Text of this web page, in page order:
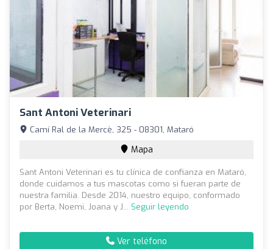
Sant Antoni Veterinari
Camí Ral de la Mercè, 325 - 08301, Mataró
Mapa
Sant Antoni Veterinari es tu clínica de confianza en Mataró,
donde cuidamos a tus mascotas como si fueran parte de
nuestra familia. Desde 2014, nuestro equipo, conformado
por Berta, Noemi, Joana y J... Seguir leyendo
Ver teléfono